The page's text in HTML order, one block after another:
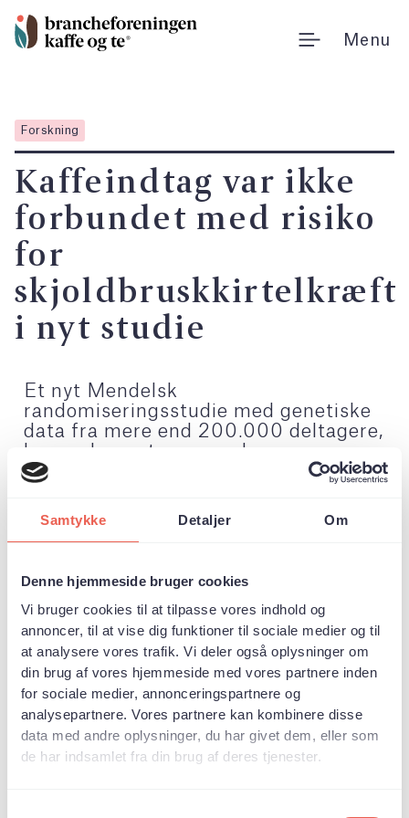
Samtykke Detaljer Om
Denne hjemmeside bruger cookies
Vi bruger cookies til at tilpasse vores indhold og
annoncer, til at vise dig funktioner til sociale medier og til
at analysere vores trafik. Vi deler også oplysninger om
din brug af vores hjemmeside med vores partnere inden
for sociale medier, annonceringspartnere og
analysepartnere. Vores partnere kan kombinere disse
data med andre oplysninger, du har givet dem, eller som
de har indsamlet fra din brug af deres tjenester.
til
indholdet
Menu
Forskning
Kaffeindtag var ikke
forbundet med risiko
for
skjoldbruskkirtelkræft
i nyt studie
Et nyt Mendelsk
randomiseringsstudie med genetiske
data fra mere end 200.000 deltagere,
har undersøgt sammenhængen
mellem kaffeforbrug og risikoen for
Resultaterne viste, at der ikke var
nogen statistisk sikker sammenhæng
hverken samlet
skjoldbruskkirtelkræft, follikulær
kræft eller papilær kræft i
skjoldbruskkirtlen.
Forskerne konkluderer, at
kaffeforbrug ikke er forbundet med
risiko for skjoldbruskkirtelkræft, men
at en svag sammenhæng ikke helt kan
udelukkes.